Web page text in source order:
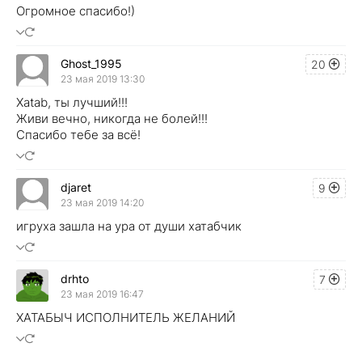
Огромное спасибо!)
20
Ghost_1995
23 мая 2019 13:30
Xatab, ты лучший!!!
Живи вечно, никогда не болей!!!
Спасибо тебе за всё!
9
djaret
23 мая 2019 14:20
игруха зашла на ура от души хатабчик
7
drhto
23 мая 2019 16:47
ХАТАБЫЧ ИСПОЛНИТЕЛЬ ЖЕЛАНИЙ